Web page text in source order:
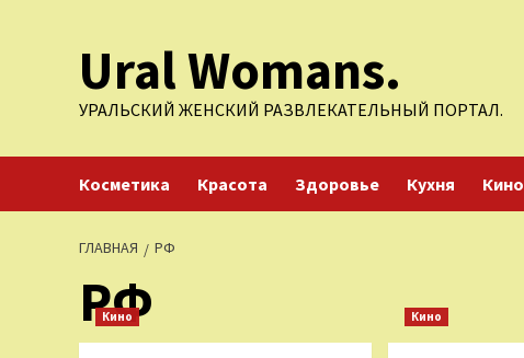
содержимомуUral Womans.
УРАЛЬСКИЙ ЖЕНСКИЙ РАЗВЛЕКАТЕЛЬНЫЙ ПОРТАЛ.
Косметика Красота Здоровье Кухня Кино
ГЛАВНАЯ РФ
РФ
Кино Кино